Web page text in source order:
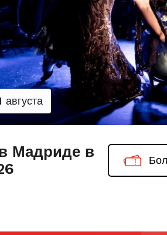
Мадриде в